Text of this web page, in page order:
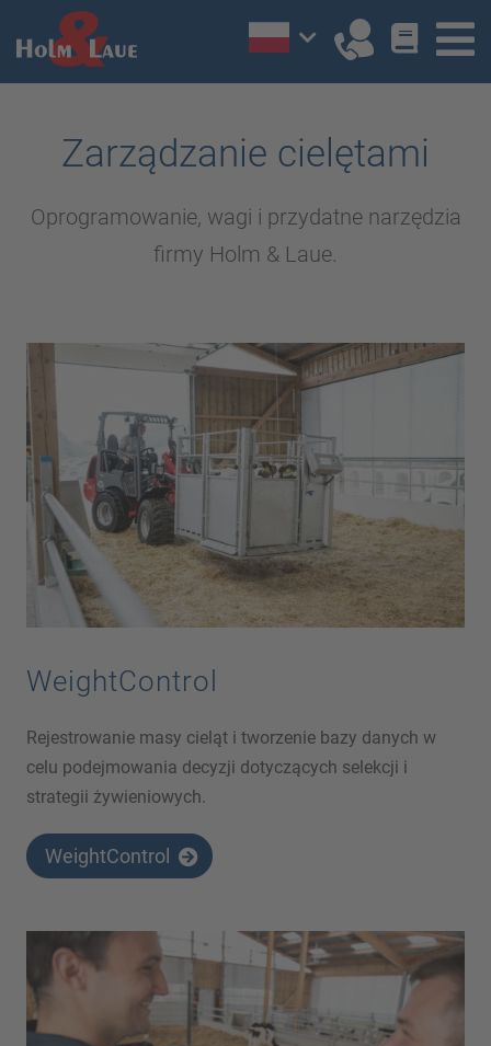
Zarządzanie cielętami
Oprogramowanie, wagi i przydatne narzędzia
firmy Holm & Laue.
WeightControl
Rejestrowanie masy cieląt i tworzenie bazy danych w
celu podejmowania decyzji dotyczących selekcji i
strategii żywieniowych.
WeightControl